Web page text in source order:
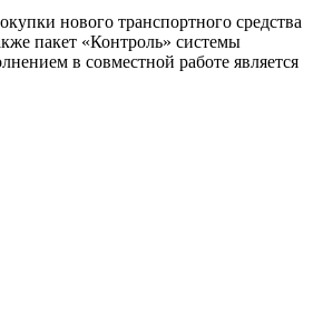
нового транспортного средства
пакет «Контроль» системы
в совместной работе является